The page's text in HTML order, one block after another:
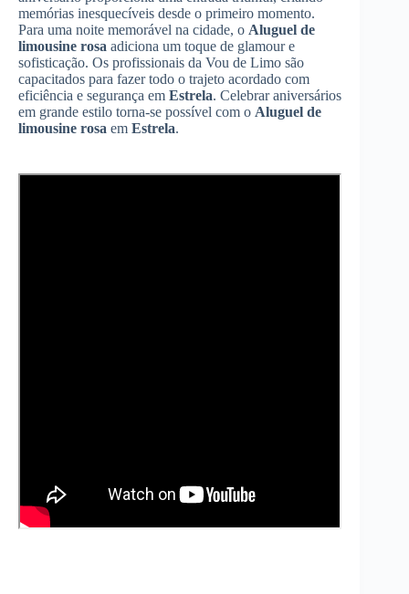
memórias inesquecíveis desde o primeiro momento.
Para uma noite memorável na cidade, o Aluguel de
limousine rosa adiciona um toque de glamour e
sofisticação. Os profissionais da Vou de Limo são
capacitados para fazer todo o trajeto acordado com
eficiência e segurança em Estrela. Celebrar aniversários
em grande estilo torna-se possível com o Aluguel de
limousine rosa em Estrela.